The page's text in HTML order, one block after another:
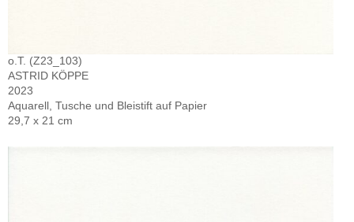
o.T. (Z23_103)
ASTRID KÖPPE
2023
Aquarell, Tusche und Bleistift auf Papier
29,7 x 21 cm